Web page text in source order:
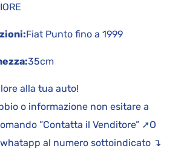
POSTERIORE
Fiat Punto fino a 1999
35cm
alla tua auto!
o informazione non esitare a
”Contatta il Venditore” ➚O
al numero sottoindicato ↴